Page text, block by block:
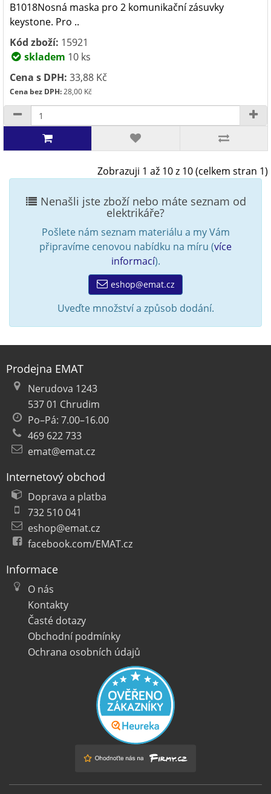
B1018Nosná maska pro 2 komunikační zásuvky
keystone. Pro ..
Kód zboží: 15921
skladem 10 ks
Cena s DPH: 33,88 Kč
Cena bez DPH:28,00 Kč
Zobrazuji 1 až 10 z 10 (celkem stran 1)
Nenašli jste zboží nebo máte seznam od
elektrikáře?
Pošlete nám seznam materiálu a my Vám
připravíme cenovou nabídku na míru (více
informací).
eshop@emat.cz
Uveďte množství a způsob dodání.
Prodejna EMAT
Nerudova 1243
537 01 Chrudim
Po–Pá: 7.00–16.00
469 622 733
emat@emat.cz
Internetový obchod
Doprava a platba
732 510 041
eshop@emat.cz
facebook.com/EMAT.cz
Informace
O nás
Kontakty
Časté dotazy
Obchodní podmínky
Ochrana osobních údajů